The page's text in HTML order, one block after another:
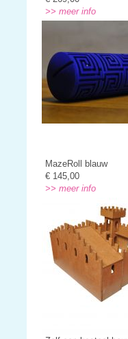
>> meer info
MazeRoll blauw
€ 145,00
>> meer info